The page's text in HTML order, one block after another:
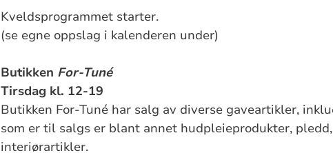
Kveldsprogrammet starter.
(se egne oppslag i kalenderen under)
Butikken For-Tuné
Tirsdag kl. 12-19
Butikken For-Tuné har salg av diverse gaveartikler,
som er til salgs er blant annet hudpleieprodukter,
interiørartikler.